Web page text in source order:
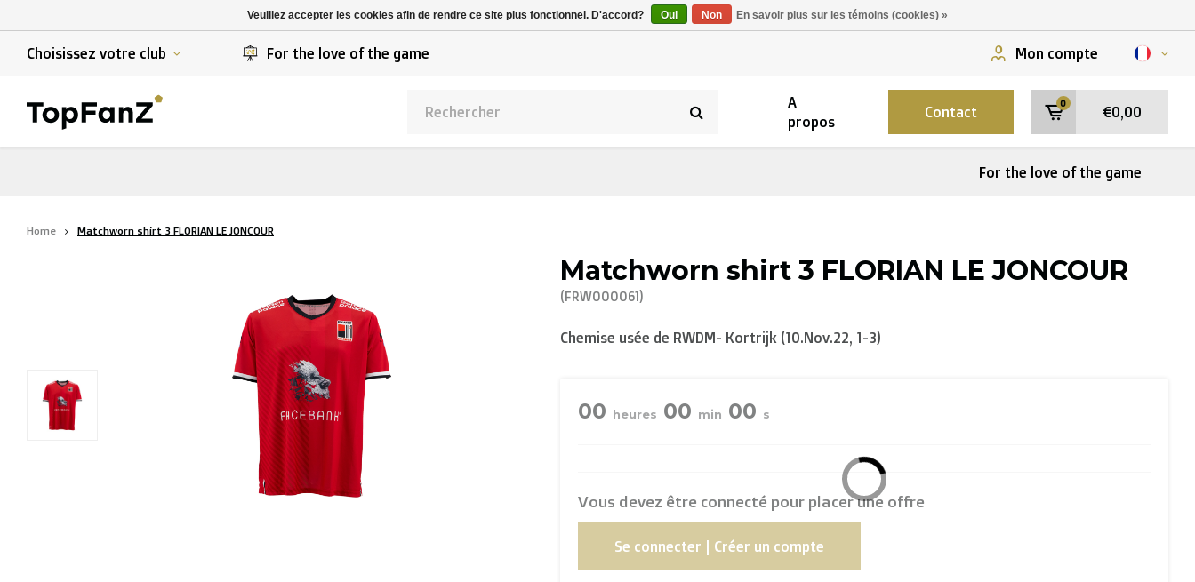
Choisissez votre club
/Fenix Premier Tech
For the love of the game
Mon compte
A
propos
Contact
0
€0,00
For the love of the game
Home Matchworn shirt 3 FLORIAN LE JONCOUR
Matchworn shirt 3 FLORIAN LE JONCOUR
(FRW000061)
Chemise usée de RWDM- Kortrijk (10.Nov.22, 1-3)
00 heures 00 min 00 s
Vous devez être connecté pour placer une offre
Se connecter | Créer un compte
Veuillez accepter les cookies afin de rendre ce site plus fonctionnel. D'accord? Oui Non En savoir plus sur les témoins (cookies) »